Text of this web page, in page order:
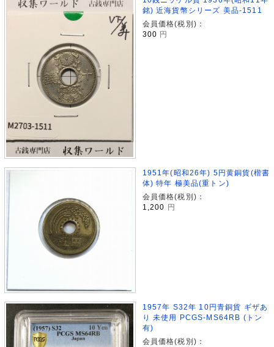
銘) 近海貨幣シリーズ 美品-1511
会員価格(税別)：
300 円
1951年(昭和26年) 5円黄銅貨(楷書
体) 特年 極美品(重トン)
会員価格(税別)：
1,200
円
1957年 S32年 10円青銅貨 ギザあ
り 未使用 PCGS-MS64RB (トン
有)
会員価格(税別)：